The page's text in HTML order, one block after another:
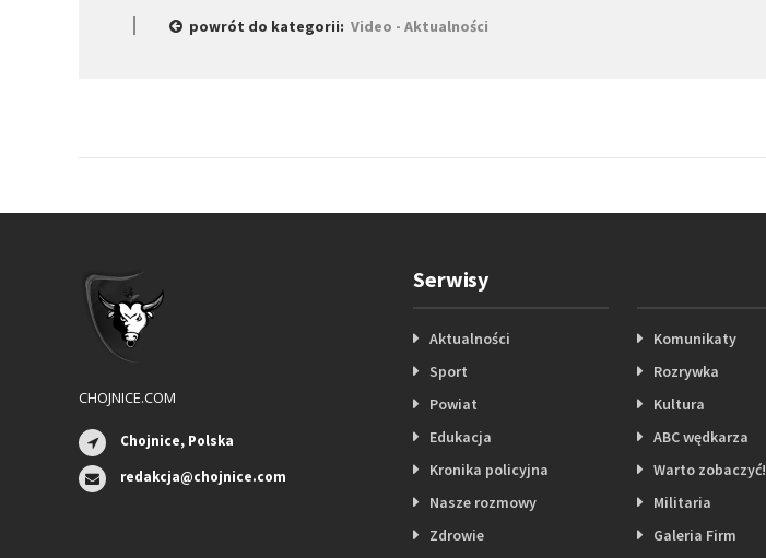
powrót do kategorii: Video - Aktualności
CHOJNICE.COM
Chojnice, Polska
redakcja@chojnice.com
Serwisy
Aktualności
Sport
Powiat
Edukacja
Kronika policyjna
Nasze rozmowy
Zdrowie
Komunikaty
Rozrywka
Kultura
ABC wędkarza
Warto zobaczyć!
Militaria
Galeria Firm